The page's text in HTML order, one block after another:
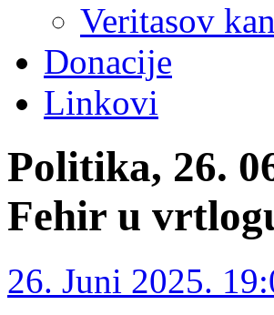
Veritasov
Donacije
Linkovi
Politika, 26.
Fehir u
26. Juni 2025.